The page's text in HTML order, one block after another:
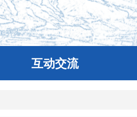
互动交流